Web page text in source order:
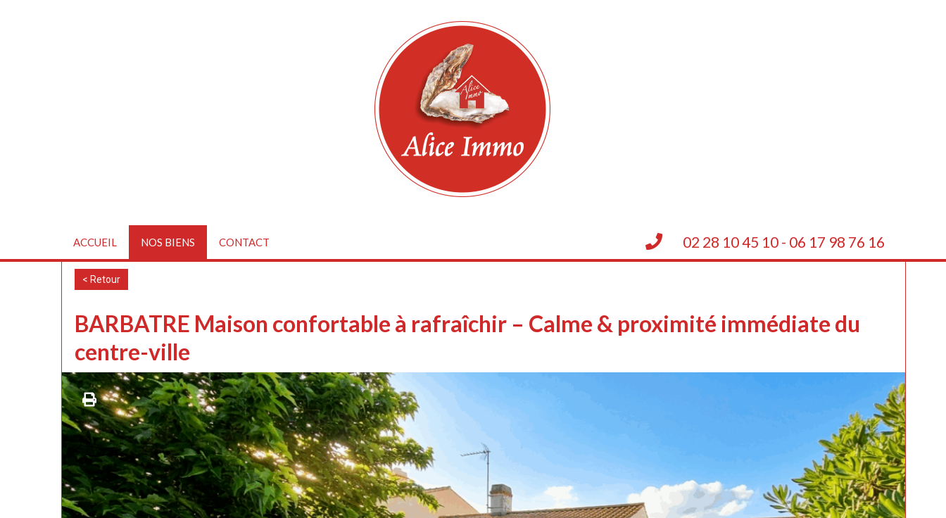
ACCUEIL NOS BIENS CONTACT 02 28 10 45 10 - 06 17 98 76 16
< Retour
BARBATRE Maison confortable à rafraîchir – Calme & proximité immédiate du
centre-ville